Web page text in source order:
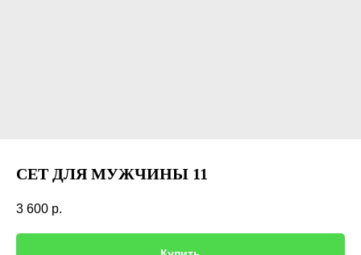
СЕТ ДЛЯ МУЖЧИНЫ 11
3 600 р.